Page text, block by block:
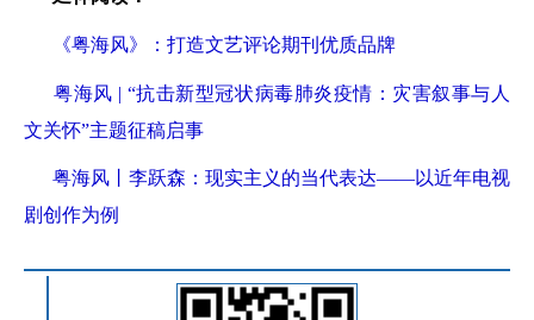
《粤海风》：打造文艺评论期刊优质品牌
粤海风 | “抗击新型冠状病毒肺炎疫情：灾害叙事与人
文关怀”主题征稿启事
粤海风丨李跃森：现实主义的当代表达——以近年电视
剧创作为例